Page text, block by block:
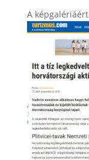
A képgalériáért